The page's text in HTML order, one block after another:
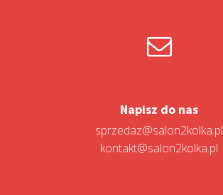
Napisz do nas
sprzedaz@salon2kolka.pl
kontakt@salon2kolka.pl